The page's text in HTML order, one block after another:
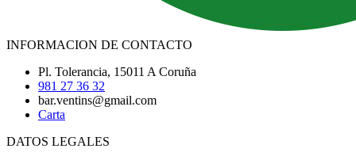
INFORMACION DE CONTACTO
Pl. Tolerancia, 15011 A Coruña
981 27 36 32
bar.ventins@gmail.com
Carta
DATOS LEGALES